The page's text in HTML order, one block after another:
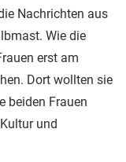
Nachrichten aus
Wie die
erst am
Dort wollten sie
beiden Frauen
und